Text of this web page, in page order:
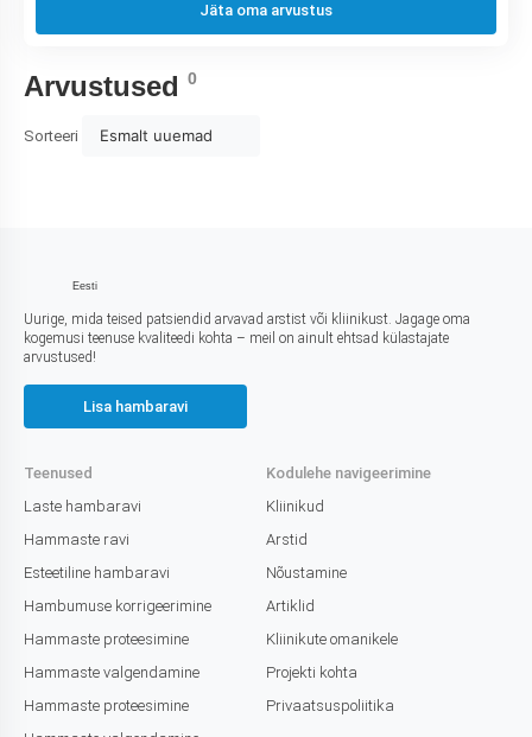
Arvustused 0
Sorteeri Esmalt uuemad
Jäta oma arvustus
Eesti
Uurige, mida teised patsiendid arvavad arstist või kliinikust. Jagage oma
kogemusi teenuse kvaliteedi kohta – meil on ainult ehtsad külastajate
arvustused!
Lisa hambaravi
Teenused
Laste hambaravi
Hammaste ravi
Esteetiline hambaravi
Hambumuse korrigeerimine
Hammaste proteesimine
Hammaste valgendamine
Hammaste proteesimine
Kodulehe navigeerimine
Kliinikud
Arstid
Nõustamine
Artiklid
Kliinikute omanikele
Projekti kohta
Privaatsuspoliitika